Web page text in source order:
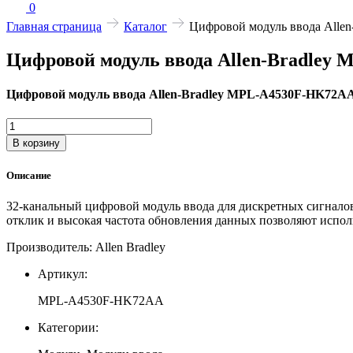
0
Главная страница
Каталог Цифровой модуль ввода
Цифровой модуль ввода Allen-Bradley
Цифровой модуль ввода Allen-Bradley MPL-A4530F-
Количество
товара
Цифровой
ввода
Bradley
MPL-
HK72AA
В корзину
Описание
32-канальный цифровой модуль ввода для дискретных
отклик и высокая частота обновления данных позволяют
Производитель: Allen Bradley
Артикул:
MPL-A4530F-HK72AA
Категории: